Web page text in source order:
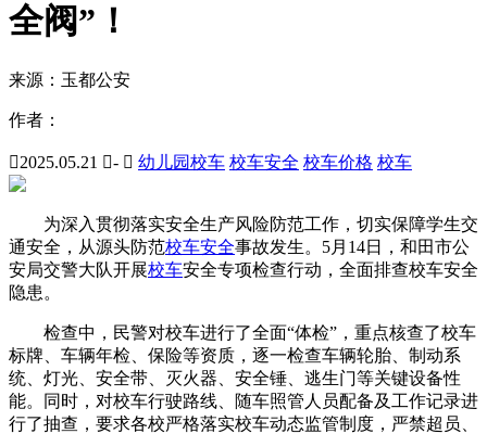
全阀”！
来源： 玉都公安
作者：
2025.05.21 -  幼儿园校车 校车安全 校车价格 校车
为深入贯彻落实安全生产风险防范工作，切实保障学生交
通安全，从源头防范校车安全事故发生。5月14日，和田市公
安局交警大队开展校车安全专项检查行动，全面排查校车安全
隐患。
检查中，民警对校车进行了全面“体检”，重点核查了校车
标牌、车辆年检、保险等资质，逐一检查车辆轮胎、制动系
统、灯光、安全带、灭火器、安全锤、逃生门等关键设备性
能。同时，对校车行驶路线、随车照管人员配备及工作记录进
行了抽查，要求各校严格落实校车动态监管制度，严禁超员、